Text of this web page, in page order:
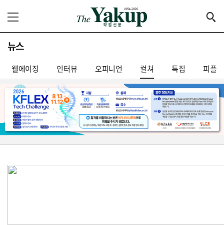
뉴스
웰에이징 인터뷰 오피니언 컬쳐 특집 피플